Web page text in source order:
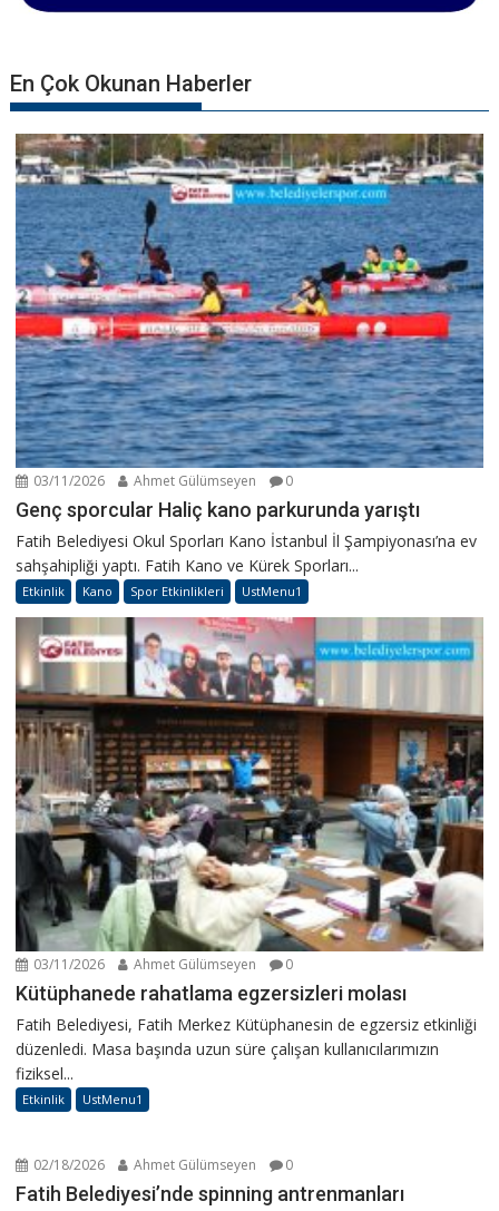
En Çok Okunan Haberler
03/11/2026 Ahmet Gülümseyen 0
Genç sporcular Haliç kano parkurunda yarıştı
Fatih Belediyesi Okul Sporları Kano İstanbul İl Şampiyonası’na ev
sahşahipliği yaptı. Fatih Kano ve Kürek Sporları...
Etkinlik Kano Spor Etkinlikleri UstMenu1
03/11/2026 Ahmet Gülümseyen 0
Kütüphanede rahatlama egzersizleri molası
Fatih Belediyesi, Fatih Merkez Kütüphanesin de egzersiz etkinliği
düzenledi. Masa başında uzun süre çalışan kullanıcılarımızın
fiziksel...
Etkinlik UstMenu1
02/18/2026 Ahmet Gülümseyen 0
Fatih Belediyesi’nde spinning antrenmanları